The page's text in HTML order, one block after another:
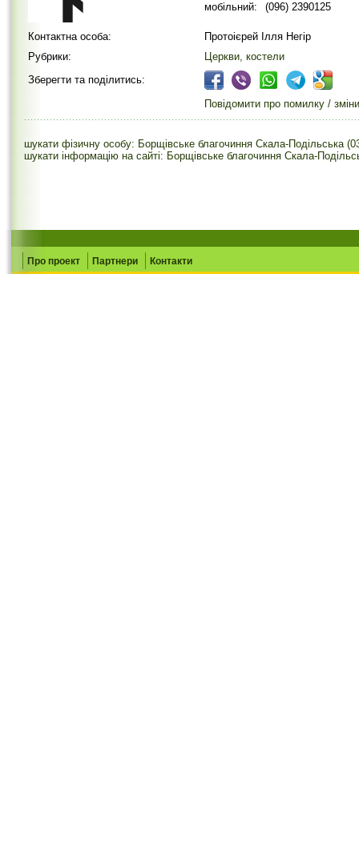
мобільний: (096) 2390125
Контактна особа:
Протоієрей Ілля Негір
Рубрики:
Церкви, костели
Зберегти та поділитись:
Повідомити про помилку / зміни
шукати фізичну особу: Борщівське благочиння Скала-Подільська
шукати інформацію на сайті: Борщівське благочиння Скала-
Про проект Партнери Контакти